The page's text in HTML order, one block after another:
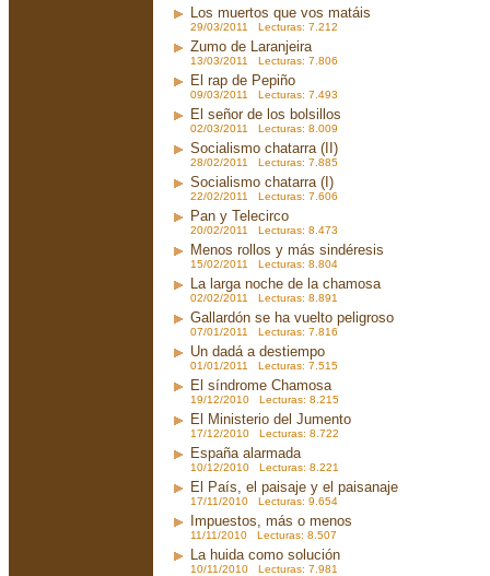
Los muertos que vos matáis
29/03/2011 Lecturas: 7.212
Zumo de Laranjeira
13/03/2011 Lecturas: 7.806
El rap de Pepiño
09/03/2011 Lecturas: 7.493
El señor de los bolsillos
02/03/2011 Lecturas: 8.009
Socialismo chatarra (II)
28/02/2011 Lecturas: 7.885
Socialismo chatarra (I)
22/02/2011 Lecturas: 7.606
Pan y Telecirco
20/02/2011 Lecturas: 8.473
Menos rollos y más sindéresis
15/02/2011 Lecturas: 8.804
La larga noche de la chamosa
02/02/2011 Lecturas: 8.891
Gallardón se ha vuelto peligroso
07/01/2011 Lecturas: 7.816
Un dadá a destiempo
01/01/2011 Lecturas: 7.515
El síndrome Chamosa
19/12/2010 Lecturas: 8.215
El Ministerio del Jumento
17/12/2010 Lecturas: 8.722
España alarmada
10/12/2010 Lecturas: 8.221
El País, el paisaje y el paisanaje
17/11/2010 Lecturas: 9.654
Impuestos, más o menos
11/11/2010 Lecturas: 8.507
La huida como solución
10/11/2010 Lecturas: 7.981